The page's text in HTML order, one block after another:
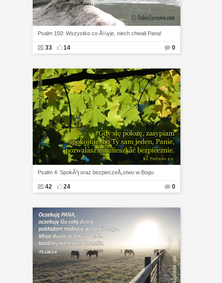
Psalm 150: Wszystko co Å¼yje, niech chwali Pana!
33 14 0
Psalm 4: SpokÃ³j oraz bezpieczeÅ„stwo w Bogu
42 24 0